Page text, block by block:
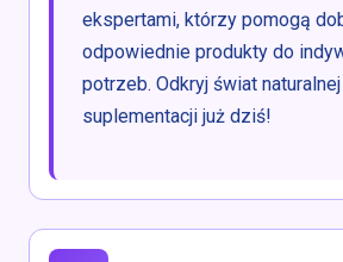
ekspertami, którzy pomogą
odpowiednie produkty do
potrzeb. Odkryj świat
suplementacji już dziś!